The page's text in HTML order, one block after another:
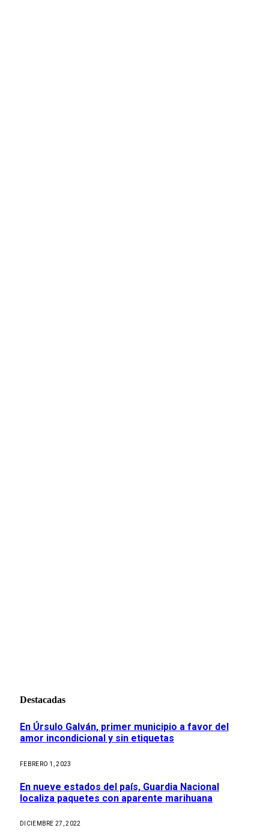
Destacadas
En Úrsulo Galván, primer municipio a favor del
amor incondicional y sin etiquetas
FEBRERO 1, 2023
En nueve estados del país, Guardia Nacional
localiza paquetes con aparente marihuana
DICIEMBRE 27, 2022